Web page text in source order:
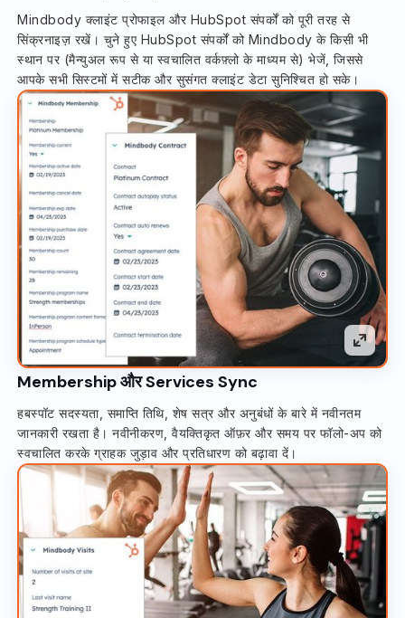
Mindbody क्लाइंट प्रोफाइल और HubSpot संपर्कों को पूरी तरह से
सिंक्रनाइज़ रखें। चुने हुए HubSpot संपर्कों को Mindbody के किसी भी
स्थान पर (मैन्युअल रूप से या स्वचालित वर्कफ़्लो के माध्यम से) भेजें, जिससे
आपके सभी सिस्टमों में सटीक और सुसंगत क्लाइंट डेटा सुनिश्चित हो सके।
Membership और Services Sync
हबस्पॉट सदस्यता, समाप्ति तिथि, शेष सत्र और अनुबंधों के बारे में नवीनतम
जानकारी रखता है। नवीनीकरण, वैयक्तिकृत ऑफ़र और समय पर फॉलो-अप को
स्वचालित करके ग्राहक जुड़ाव और प्रतिधारण को बढ़ावा दें।